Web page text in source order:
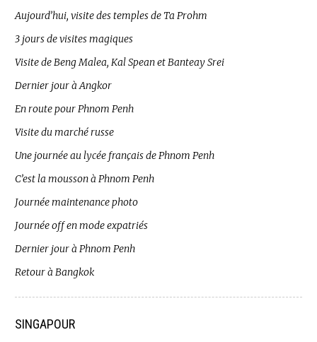
Aujourd’hui, visite des temples de Ta Prohm
3 jours de visites magiques
Visite de Beng Malea, Kal Spean et Banteay Srei
Dernier jour à Angkor
En route pour Phnom Penh
Visite du marché russe
Une journée au lycée français de Phnom Penh
C’est la mousson à Phnom Penh
Journée maintenance photo
Journée off en mode expatriés
Dernier jour à Phnom Penh
Retour à Bangkok
SINGAPOUR